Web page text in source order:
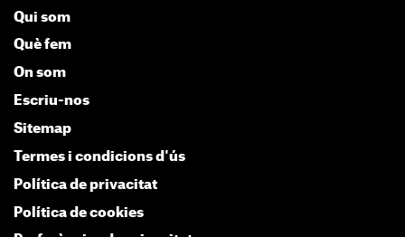
Qui som
Què fem
On som
Escriu-nos
Sitemap
Termes i condicions d'ús
Política de privacitat
Política de cookies